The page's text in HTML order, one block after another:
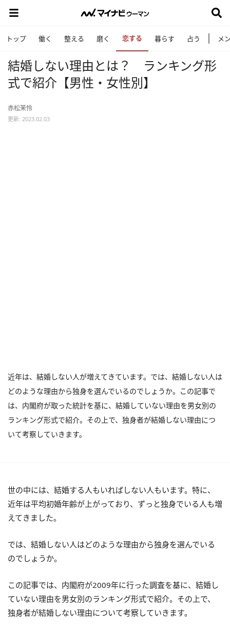
トップ 働く 整える 磨く 恋する 暮らす 占う メ
結婚しない理由とは？ ランキング形
式で紹介【男性・女性別】
赤松茉怜
更新: 2023.02.03
近年は、結婚しない人が増えてきています。では、結婚しない人は
どのような理由から独身を選んでいるのでしょうか。この記事で
は、内閣府が取った統計を基に、結婚していない理由を男女別の
ランキング形式で紹介。その上で、独身者が結婚しない理由につ
いて考察していきます。
世の中には、結婚する人もいればしない人もいます。特に、
近年は平均初婚年齢が上がっており、ずっと独身でいる人も増
えてきました。
では、結婚しない人はどのような理由から独身を選んでいる
のでしょうか。
この記事では、内閣府が2009年に行った調査を基に、結婚し
ていない理由を男女別のランキング形式で紹介。その上で、
独身者が結婚しない理由について考察していきます。